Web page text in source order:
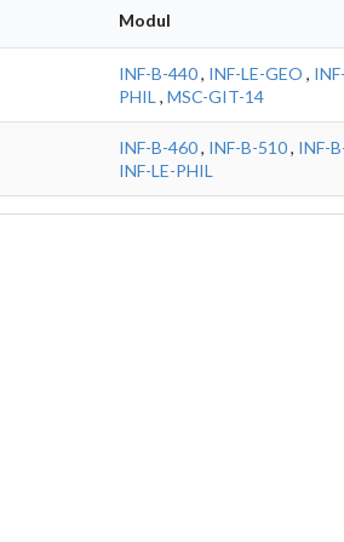
Modul
INF-B-440, INF-LE-GEO ,
PHIL , MSC-GIT-14
INF-B-460, INF-B-510, INF-
INF-LE-PHIL